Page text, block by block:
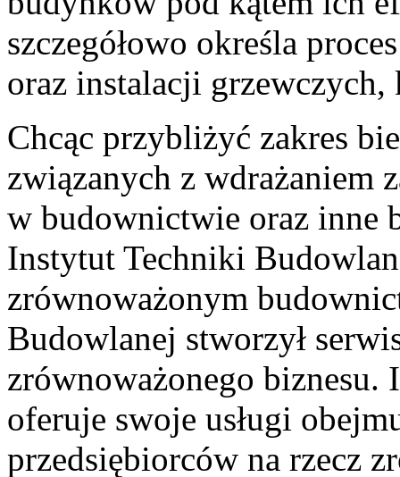
szczegółowo określa
oraz instalacji
Chcąc przybliżyć zakres
związanych z wdrażaniem
w budownictwie oraz inne
Instytut Techniki
zrównoważonym
Budowlanej stworzył
zrównoważonego
oferuje swoje usługi
przedsiębiorców na rzecz